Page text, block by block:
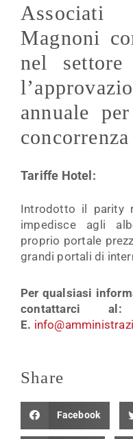
Magnoni
nel settore
annuale
concorrenza
Tariffe Hotel:
Introdotto il parity
impedisce agli
proprio portale
grandi portali di
Per qualsiasi
contattarci
E.
Share
Facebook